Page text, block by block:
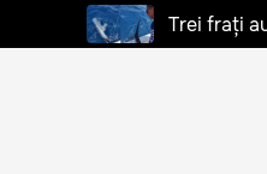
Trei frați